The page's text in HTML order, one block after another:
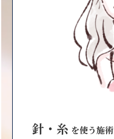
針・糸 を使う施術